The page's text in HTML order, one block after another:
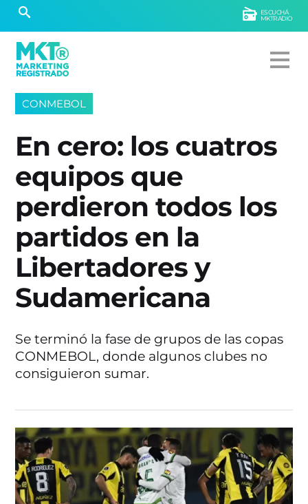
ESCUCHÁ
MKTRADIO
CONMEBOL
En cero: los cuatros
equipos que
perdieron todos los
partidos en la
Libertadores y
Sudamericana
Se terminó la fase de grupos de las copas
CONMEBOL, donde algunos clubes no
consiguieron sumar.